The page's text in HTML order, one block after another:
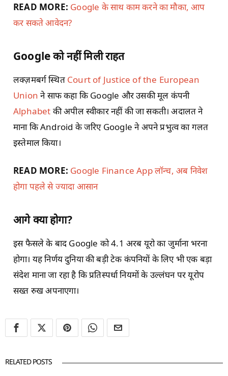
READ MORE: Google के साथ काम करने का मौका, आप
कर सकते आवेदन?
Google को नहीं मिली राहत
लक्ज़मबर्ग स्थित Court of Justice of the European
Union ने साफ कहा कि Google और उसकी मूल कंपनी
Alphabet की अपील स्वीकार नहीं की जा सकती। अदालत ने
माना कि Android के जरिए Google ने अपने प्रभुत्व का गलत
इस्तेमाल किया।
READ MORE: Google Finance App लॉन्च, अब निवेश
होगा पहले से ज्यादा आसान
आगे क्या होगा?
इस फैसले के बाद Google को 4.1 अरब यूरो का जुर्माना भरना
होगा। यह निर्णय दुनिया की बड़ी टेक कंपनियों के लिए भी एक बड़ा
संदेश माना जा रहा है कि प्रतिस्पर्धा नियमों के उल्लंघन पर यूरोप
सख्त रुख अपनाएगा।
RELATED POSTS